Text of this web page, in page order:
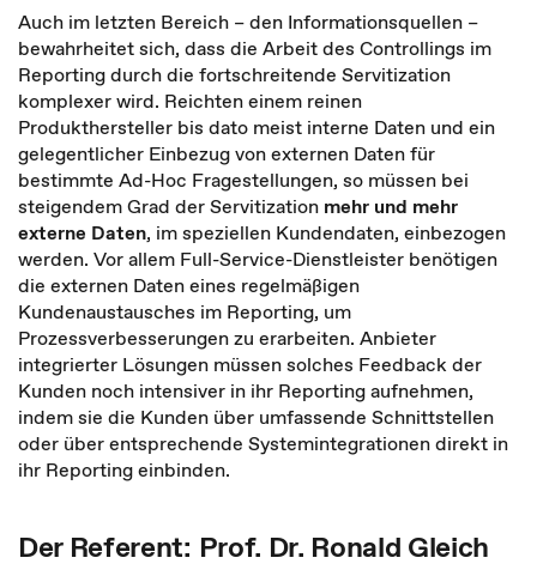
Auch im letzten Bereich – den Informationsquellen –
bewahrheitet sich, dass die Arbeit des Controllings im
Reporting durch die fortschreitende Servitization
komplexer wird. Reichten einem reinen
Produkthersteller bis dato meist interne Daten und ein
gelegentlicher Einbezug von externen Daten für
bestimmte Ad-Hoc Fragestellungen, so müssen bei
steigendem Grad der Servitization mehr und mehr
externe Daten, im speziellen Kundendaten, einbezogen
werden. Vor allem Full-Service-Dienstleister benötigen
die externen Daten eines regelmäßigen
Kundenaustausches im Reporting, um
Prozessverbesserungen zu erarbeiten. Anbieter
integrierter Lösungen müssen solches Feedback der
Kunden noch intensiver in ihr Reporting aufnehmen,
indem sie die Kunden über umfassende Schnittstellen
oder über entsprechende Systemintegrationen direkt in
ihr Reporting einbinden.
Der Referent: Prof. Dr. Ronald Gleich